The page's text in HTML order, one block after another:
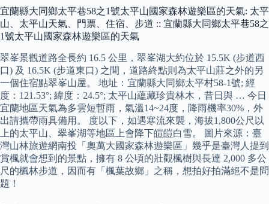
宜蘭縣大同鄉太平巷58之1號太平山國家森林遊樂區的天氣: 太平
山、太平山天氣、門票、住宿、步道 :: 宜蘭縣大同鄉太平巷58之
1號太平山國家森林遊樂區的天氣
翠峯景觀道路全長約 16.5 公里，翠峯湖大約位於 15.5K (步道西
口) 及 16.5K (步道東口) 之間，道路終點則為太平山莊之外的另
一個住宿點翠峯山屋。 地址：宜蘭縣大同鄉太平村58-1號; 經
度：121.53°; 緯度：24.5°; 太平山蘊藏珍貴林木，昔日與 … 今日
宜蘭地區天氣為多雲短暫雨，氣溫14~24度，降雨機率30%，外
出請攜帶雨具備用。 度以下，如遇寒流來襲，海拔1,800公尺以
上的太平山、翠峯湖等地區上會降下皚皚白雪。 圖片來源：臺
灣山林旅遊網南投「奧萬大國家森林遊樂區」幾乎是臺灣人提到
賞楓就會想到的景點，擁有 8 公頃的壯觀楓樹與長達 2,000 多公
尺的楓林步道，因而有「楓葉故鄉」之稱，想拍好拍滿絕不是問
題！